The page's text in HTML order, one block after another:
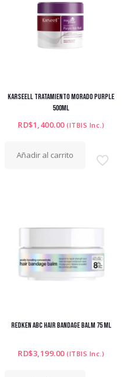
KARSEELL TRATAMIENTO MORADO PURPLE
500ML
RD$1,400.00 (ITBIS Inc.)
Añadir al carrito
REDKEN ABC HAIR BANDAGE BALM 75 ML
RD$3,199.00 (ITBIS Inc.)